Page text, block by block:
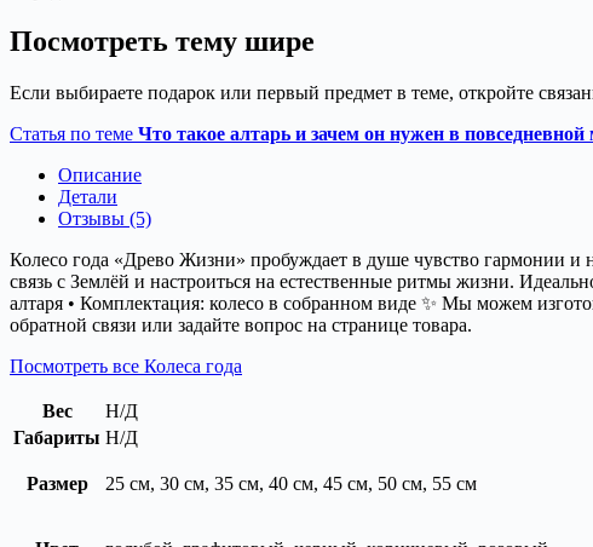
Посмотреть тему шире
Если выбираете подарок или первый предмет в теме, откройте
Статья по теме Что такое алтарь и зачем он нужен в повседневной
Описание
Детали
Отзывы (5)
Колесо года «Древо Жизни» пробуждает в душе чувство гармонии
связь с Землёй и настроиться на естественные ритмы жизни.
алтаря • Комплектация: колесо в собранном виде ✨ Мы можем
обратной связи или задайте вопрос на странице товара.
Посмотреть все Колеса года
Вес
Н/Д
Габариты Н/Д
Размер 25 см, 30 см, 35 см, 40 см, 45 см, 50 см, 55 см